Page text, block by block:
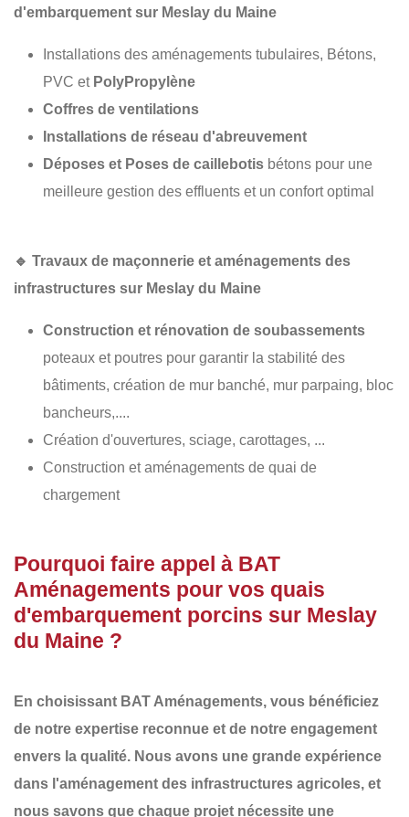
d'embarquement sur Meslay du Maine
Installations des aménagements tubulaires, Bétons,
PVC et PolyPropylène
Coffres de ventilations
Installations de réseau d'abreuvement
Déposes et Poses de caillebotis bétons pour une
meilleure gestion des effluents et un confort optimal
🔹 Travaux de maçonnerie et aménagements des
infrastructures sur Meslay du Maine
Construction et rénovation de soubassements
poteaux et poutres pour garantir la stabilité des
bâtiments, création de mur banché, mur parpaing, bloc
bancheurs,....
Création d'ouvertures, sciage, carottages, ...
Construction et aménagements de quai de
chargement
Pourquoi faire appel à BAT
Aménagements pour vos quais
d'embarquement porcins sur Meslay
du Maine ?
En choisissant BAT Aménagements, vous bénéficiez
de notre expertise reconnue et de notre engagement
envers la qualité. Nous avons une grande expérience
dans l'aménagement des infrastructures agricoles, et
nous savons que chaque projet nécessite une